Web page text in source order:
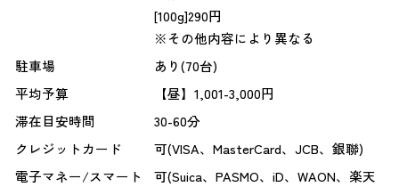
[100g]290円
※その他内容により異なる
駐車場
あり(70台)
平均予算
【昼】1,001-3,000円
滞在目安時間
30-60分
クレジットカード
可(VISA、MasterCard、JCB、銀聯)
電子マネー/スマート
可(Suica、PASMO、iD、WAON、楽天